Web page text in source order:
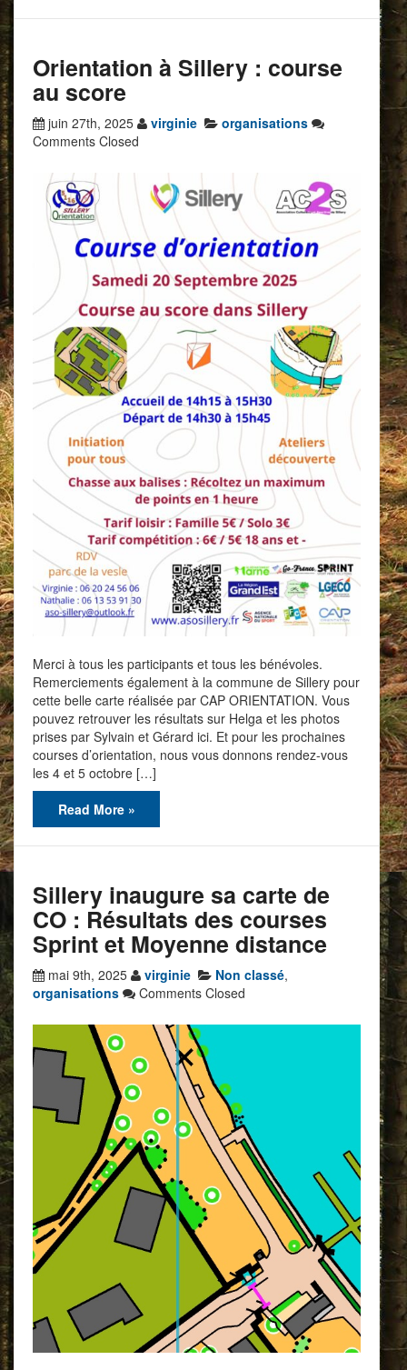
Orientation à Sillery : course
au score
juin 27th, 2025 virginie
organisations
Comments Closed
Merci à tous les participants et tous les bénévoles.
Remerciements également à la commune de Sillery pour
cette belle carte réalisée par CAP ORIENTATION. Vous
pouvez retrouver les résultats sur Helga et les photos
prises par Sylvain et Gérard ici. Et pour les prochaines
courses d’orientation, nous vous donnons rendez-vous
les 4 et 5 octobre […]
Read More »
Sillery inaugure sa carte de
CO : Résultats des courses
Sprint et Moyenne distance
mai 9th, 2025 virginie Non classé,
organisations
Comments Closed